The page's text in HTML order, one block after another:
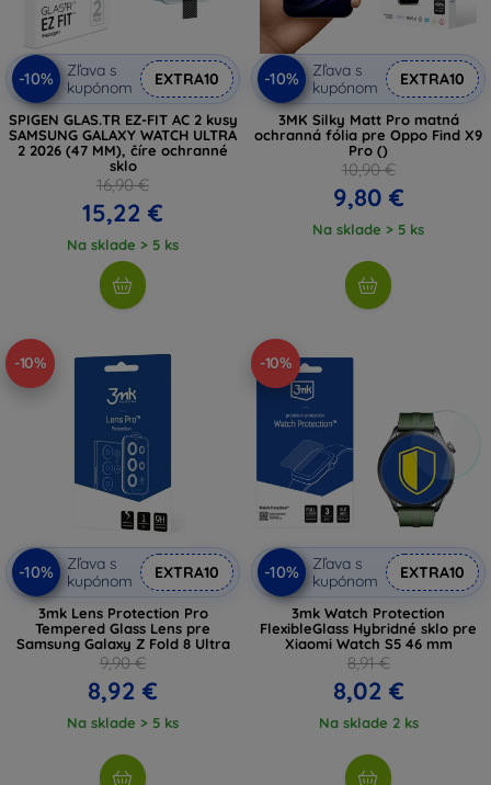
-10%
Zľava s
kupónom
EXTRA10
SPIGEN GLAS.TR EZ-FIT AC 2 kusy
SAMSUNG GALAXY WATCH ULTRA
2 2026 (47 MM), číre ochranné
sklo
16,90 €
15,22 €
Na sklade > 5 ks
-10%
Zľava s
kupónom
EXTRA10
3MK Silky Matt Pro matná
ochranná fólia pre Oppo Find X9
Pro ()
10,90 €
9,80 €
Na sklade > 5 ks
-10%
-10%
Zľava s
kupónom
EXTRA10
3mk Lens Protection Pro
Tempered Glass Lens pre
Samsung Galaxy Z Fold 8 Ultra
9,90 €
8,92 €
Na sklade > 5 ks
-10%
-10%
Zľava s
kupónom
EXTRA10
3mk Watch Protection
FlexibleGlass Hybridné sklo pre
Xiaomi Watch S5 46 mm
8,91 €
8,02 €
Na sklade 2 ks